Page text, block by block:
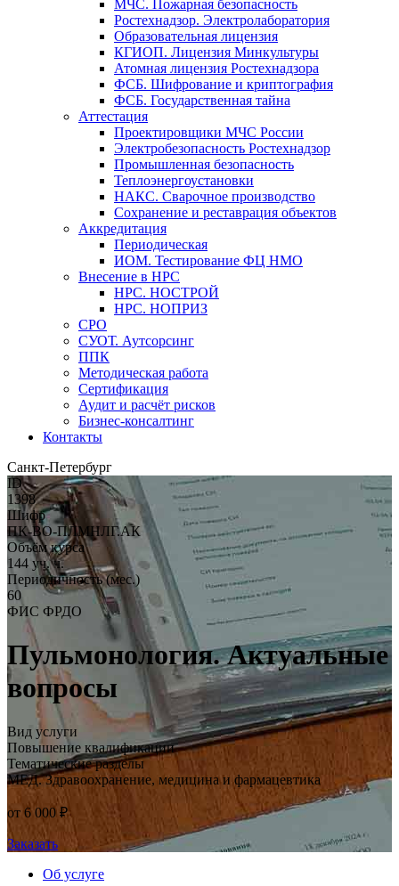
МЧС. Пожарная безопасность
Ростехнадзор. Электролаборатория
Образовательная лицензия
КГИОП. Лицензия Минкультуры
Атомная лицензия Ростехнадзора
ФСБ. Шифрование и криптография
ФСБ. Государственная тайна
Аттестация
Проектировщики МЧС России
Электробезопасность Ростехнадзор
Промышленная безопасность
Теплоэнергоустановки
НАКС. Сварочное производство
Сохранение и реставрация объектов
Аккредитация
Периодическая
ИОМ. Тестирование ФЦ НМО
Внесение в НРС
НРС. НОСТРОЙ
НРС. НОПРИЗ
СРО
СУОТ. Аутсорсинг
ППК
Методическая работа
Сертификация
Аудит и расчёт рисков
Бизнес-консалтинг
Контакты
Санкт-Петербург
ID
1398
Шифр
ПК-ВО-ПЛМНЛГ.АК
Объём курса
144 уч. ч.
Периодичность (мес.)
60
ФИС ФРДО
Пульмонология. Актуальные
вопросы
Вид услуги
Повышение квалификации
Тематические разделы
МЕД. Здравоохранение, медицина и фармацевтика
от 6 000 ₽
Заказать
Об услуге